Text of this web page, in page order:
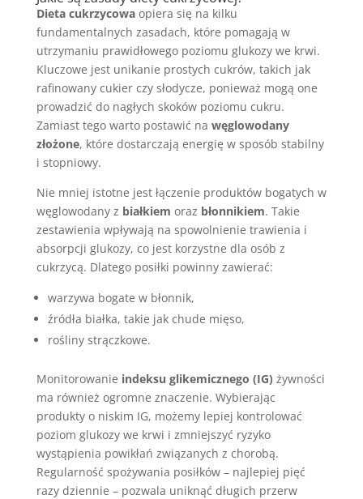
Dieta cukrzycowaopiera się na kilku
fundamentalnych zasadach, które pomagają w
utrzymaniu prawidłowego poziomu glukozy we krwi.
Kluczowe jest unikanie prostych cukrów, takich jak
rafinowany cukier czy słodycze, ponieważ mogą one
prowadzić do nagłych skoków poziomu cukru.
Zamiast tego warto postawić na węglowodany
złożone, które dostarczają energię w sposób stabilny
i stopniowy.
Nie mniej istotne jest łączenie produktów bogatych w
węglowodany z białkiem oraz błonnikiem. Takie
zestawienia wpływają na spowolnienie trawienia i
absorpcji glukozy, co jest korzystne dla osób z
cukrzycą. Dlatego posiłki powinny zawierać:
warzywa bogate w błonnik,
źródła białka, takie jak chude mięso,
rośliny strączkowe.
Monitorowanie indeksu glikemicznego (IG) żywności
ma również ogromne znaczenie. Wybierając
produkty o niskim IG, możemy lepiej kontrolować
poziom glukozy we krwi i zmniejszyć ryzyko
wystąpienia powikłań związanych z chorobą.
Regularność spożywania posiłków – najlepiej pięć
razy dziennie – pozwala uniknąć długich przerw